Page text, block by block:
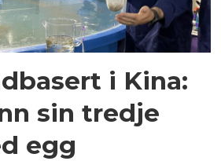
i Kina:
sin tredje
egg